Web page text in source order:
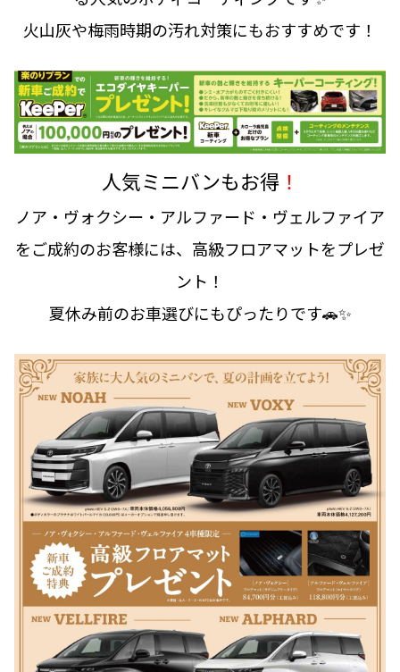
火山灰や梅雨時期の汚れ対策にもおすすめです！
人気ミニバンもお得！
ノア・ヴォクシー・アルファード・ヴェルファイア
をご成約のお客様には、高級フロアマットをプレゼ
ント！
夏休み前のお車選びにもぴったりです🚗✨